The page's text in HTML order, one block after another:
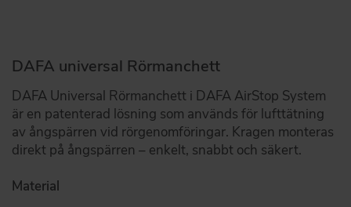
DAFA universal Rörmanchett
DAFA Universal Rörmanchett i DAFA AirStop System
är en patenterad lösning som används för lufttätning
av ångspärren vid rörgenomföringar. Kragen monteras
direkt på ångspärren – enkelt, snabbt och säkert.
Material